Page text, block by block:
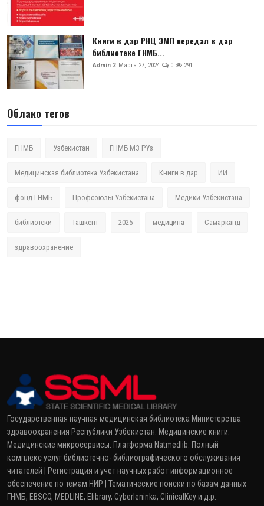
Книги в дар РНЦ ЭМП передал в дар
библиотеке ГНМБ...
Admin 2 Марта 27, 2024 0 291
Облако тегов
ГНМБ Узбекистан ГНМБ МЗ РУз
Медицинская библиотека Узбекистана Книги в дар ИИ
фонд ГНМБ Профсоюзы Узбекистана Медики Узбекистана
библиотеки Ташкент 2025 медицина Самарканд
здравоохранение
Государственная научная медицинская библиотека Министерства
здравоохранения Республики Узбекистан. Медицинские книги.
Медицинские микросервисы. Платформа Natmedlib. Полный
комплекс услуг библиотечно- библиографического обслуживания
читателей | Регистрация и учет научных работ информационное
обеспечение по темам НИР | Тематические поиски по базам данных
ГНМБ, EBSCO, MEDLINE, Elibrary, Cyberleninka, ClinicalKey и д.р.